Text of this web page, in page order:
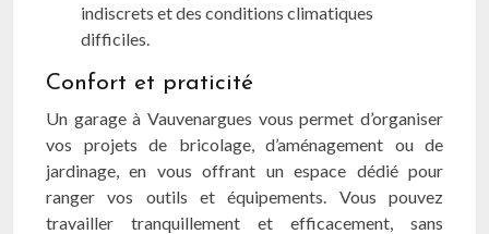
indiscrets et des conditions climatiques
difficiles.
Confort et praticité
Un garage à Vauvenargues vous permet d’organiser
vos projets de bricolage, d’aménagement ou de
jardinage, en vous offrant un espace dédié pour
ranger vos outils et équipements. Vous pouvez
travailler tranquillement et efficacement, sans